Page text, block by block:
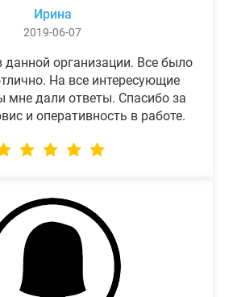
Ирина
2019-06-07
данной организации. Все было
На все интересующие
мне дали ответы. Спасибо за
и оперативность в работе.